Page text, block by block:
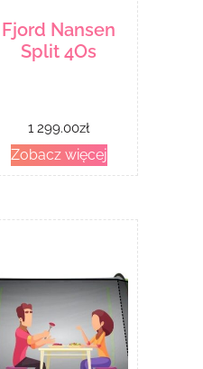
Fjord Nansen
Split 4Os
1 299.00zł
Zobacz więcej